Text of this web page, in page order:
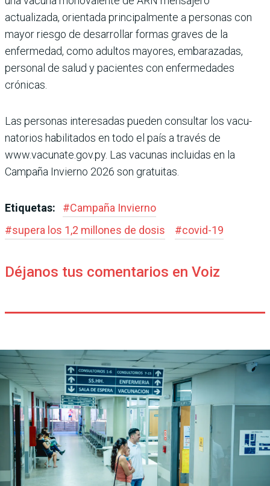
actualizada, orientada principalmente a personas con
mayor riesgo de desarrollar formas gra­ves de la
enfermedad, como adultos mayores, embara­zadas,
personal de salud y pacientes con enfermeda­des
crónicas.
Las personas interesadas pueden consultar los vacu­
natorios habilitados en todo el país a través de
www.vacunate.gov.py. Las vacu­nas incluidas en la
Campaña Invierno 2026 son gratuitas.
Etiquetas: #Campaña Invierno
#supera los 1,2 millones de dosis #covid-19
Déjanos tus comentarios en Voiz